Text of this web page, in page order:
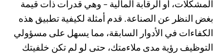
المشكلات، أو الرقابة المالية – وهي قدرات ذات قيمة
بغض النظر عن الصناعة. قدم أمثلة لكيفية تطبيق هذه
الكفاءات في الأدوار السابقة، مما يسهل على مسؤولي
التوظيف رؤية مدى ملاءمتك، حتى لو لم تكن خلفيتك